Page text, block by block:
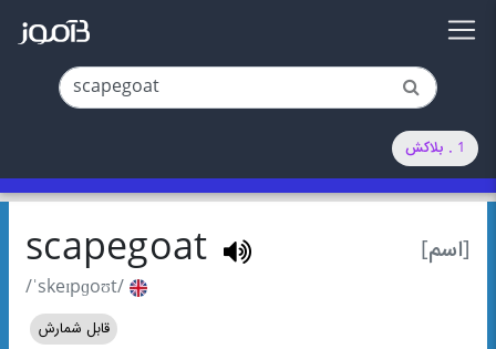
1 . بلاکش
[اسم] scapegoat
/ˈskeɪpɡoʊt/
قابل شمارش